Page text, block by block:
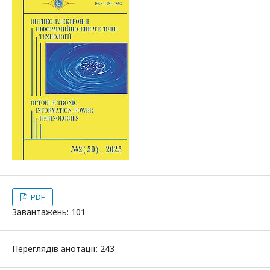
PDF
Завантажень: 101
Переглядів анотації: 243